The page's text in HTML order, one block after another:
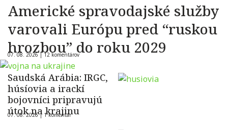
Americké spravodajské služby
varovali Európu pred “ruskou
hrozbou” do roku 2029
07. 08. 2026 |12 komentárov
Saudská Arábia: IRGC,
húsíovia a irackí
bojovníci pripravujú
útok na krajinu
07. 08. 2026 | 1 komentár